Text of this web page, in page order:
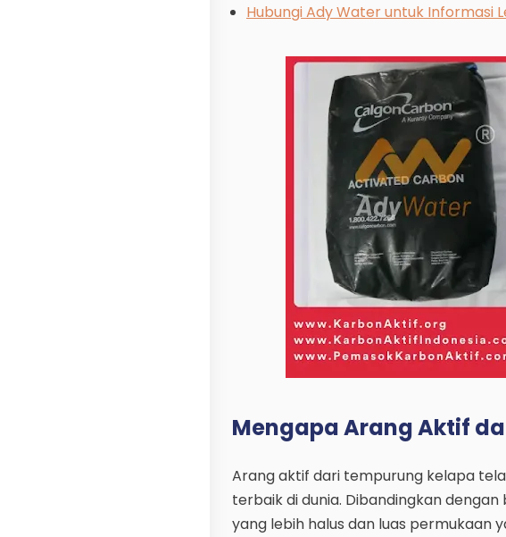
Hubungi Ady Water untuk Informasi
Mengapa Arang Aktif
Arang aktif dari tempurung kelapa
terbaik di dunia. Dibandingkan
yang lebih halus dan luas permukaan